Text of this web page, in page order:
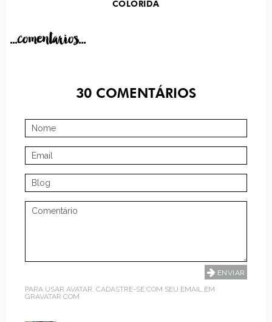
COLORIDA
...comentarios...
30 COMENTÁRIOS
PARA USAR AVATAR, CADASTRE-SE COM SEU EMAIL EM
GRAVATAR.COM